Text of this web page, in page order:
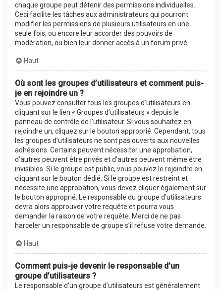
chaque groupe peut détenir des permissions individuelles.
Ceci facilite les tâches aux administrateurs qui pourront
modifier les permissions de plusieurs utilisateurs en une
seule fois, ou encore leur accorder des pouvoirs de
modération, ou bien leur donner accès à un forum privé.
Haut
Où sont les groupes d’utilisateurs et comment puis-
je en rejoindre un ?
Vous pouvez consulter tous les groupes d’utilisateurs en
cliquant sur le lien « Groupes d’utilisateurs » depuis le
panneau de contrôle de l’utilisateur. Si vous souhaitez en
rejoindre un, cliquez sur le bouton approprié. Cependant, tous
les groupes d’utilisateurs ne sont pas ouverts aux nouvelles
adhésions. Certains peuvent nécessiter une approbation,
d’autres peuvent être privés et d’autres peuvent même être
invisibles. Si le groupe est public, vous pouvez le rejoindre en
cliquant sur le bouton dédié. Si le groupe est restreint et
nécessite une approbation, vous devez cliquer également sur
le bouton approprié. Le responsable du groupe d’utilisateurs
devra alors approuver votre requête et pourra vous
demander la raison de votre requête. Merci de ne pas
harceler un responsable de groupe s’il refuse votre demande.
Haut
Comment puis-je devenir le responsable d’un
groupe d’utilisateurs ?
Le responsable d’un groupe d’utilisateurs est généralement